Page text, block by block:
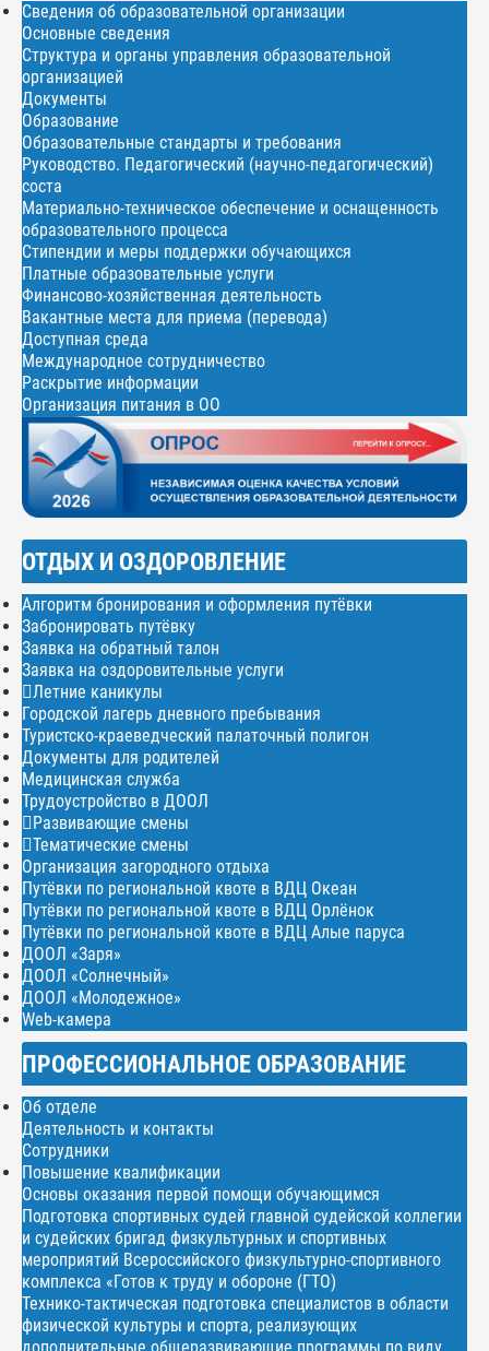
Сведения об образовательной организации
Основные сведения
Структура и органы управления образовательной
организацией
Документы
Образование
Образовательные стандарты и требования
Руководство. Педагогический (научно-педагогический)
соста
Материально-техническое обеспечение и оснащенность
образовательного процесса
Стипендии и меры поддержки обучающихся
Платные образовательные услуги
Финансово-хозяйственная деятельность
Вакантные места для приема (перевода)
Доступная среда
Международное сотрудничество
Раскрытие информации
Организация питания в ОО
ОТДЫХ И ОЗДОРОВЛЕНИЕ
Алгоритм бронирования и оформления путёвки
Забронировать путёвку
Заявка на обратный талон
Заявка на оздоровительные услуги
Летние каникулы
Городской лагерь дневного пребывания
Туристско-краеведческий палаточный полигон
Документы для родителей
Медицинская служба
Трудоустройство в ДООЛ
Развивающие смены
Тематические смены
Организация загородного отдыха
Путёвки по региональной квоте в ВДЦ Океан
Путёвки по региональной квоте в ВДЦ Орлёнок
Путёвки по региональной квоте в ВДЦ Алые паруса
ДООЛ «Заря»
ДООЛ «Солнечный»
ДООЛ «Молодежное»
Web-камера
ПРОФЕССИОНАЛЬНОЕ ОБРАЗОВАНИЕ
Об отделе
Деятельность и контакты
Сотрудники
Повышение квалификации
Основы оказания первой помощи обучающимся
Подготовка спортивных судей главной судейской коллегии
и судейских бригад физкультурных и спортивных
мероприятий Всероссийского физкультурно-спортивного
комплекса «Готов к труду и обороне (ГТО)
Технико-тактическая подготовка специалистов в области
физической культуры и спорта, реализующих